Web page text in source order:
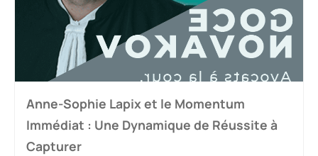
Anne-Sophie Lapix et le Momentum
Immédiat : Une Dynamique de Réussite à
Capturer